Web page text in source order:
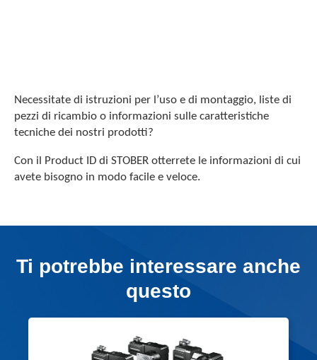
Necessitate di istruzioni per l’uso e di montaggio, liste di
pezzi di ricambio o informazioni sulle caratteristiche
tecniche dei nostri prodotti?
Con il Product ID di STOBER otterrete le informazioni di cui
avete bisogno in modo facile e veloce.
Ti potrebbe interessare anche
questo